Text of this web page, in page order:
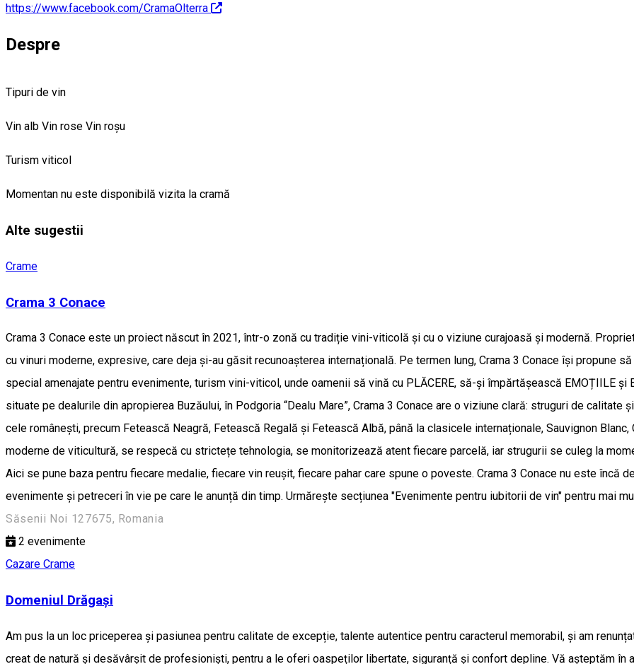
https://www.facebook.com/CramaOlterra
Despre
Tipuri de vin
Vin alb Vin rose Vin roșu
Turism viticol
Momentan nu este disponibilă vizita la cramă
Alte sugestii
Crame
Crama 3 Conace
Crama 3 Conace este un proiect născut în 2021, într-o zonă cu tradiție vini-viticolă și cu o viziune curajoasă și modernă.
cu vinuri moderne, expresive, care deja și-au găsit recunoașterea internațională. Pe termen lung, Crama 3 Conace își propune
special amenajate pentru evenimente, turism vini-viticol, unde oamenii să vină cu PLĂCERE, să-și împărtășească EMOȚIILE
situate pe dealurile din apropierea Buzăului, în Podgoria “Dealu Mare”, Crama 3 Conace are o viziune clară: struguri de calitate
cele românești, precum Fetească Neagră, Fetească Regală și Fetească Albă, până la clasicele internaționale, Sauvignon
moderne de viticultură, se respecă cu strictețe tehnologia, se monitorizează atent fiecare parcelă, iar strugurii se culeg la
Aici se pune baza pentru fiecare medalie, fiecare vin reușit, fiecare pahar care spune o poveste. Crama 3 Conace nu este
evenimente și petreceri în vie pe care le anunță din timp. Urmărește secțiunea "Evenimente pentru iubitorii de vin" pentru mai
Săsenii Noi 127675, Romania
2 evenimente
Cazare Crame
Domeniul Drăgaşi
Am pus la un loc priceperea și pasiunea pentru calitate de excepție, talente autentice pentru caracterul memorabil, și am
creat de natură și desăvârșit de profesioniști, pentru a le oferi oaspeților libertate, siguranță și confort depline. Vă așteptăm